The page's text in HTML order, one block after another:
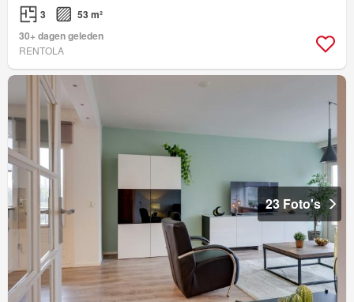
3
53 m²
30+ dagen geleden
RENTOLA
23 Foto's